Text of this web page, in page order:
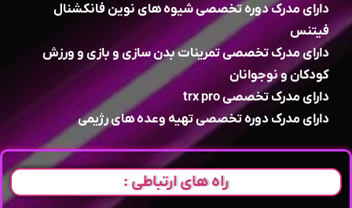
دارای مدرک دوره تخصصی شیوه های نوین فانکشنال
فیتنس
دارای مدرک تخصصی تمرینات بدن سازی و بازی و ورزش
کودکان و نوجوانان
دارای مدرک تخصصی trx pro
دارای مدرک دوره تخصصی تهیه وعده های رژیمی
راه های ارتباطی :